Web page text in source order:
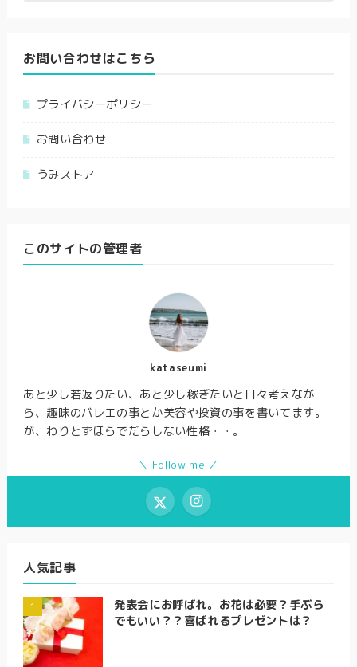
お問い合わせはこちら
プライバシーポリシー
お問い合わせ
うみストア
このサイトの管理者
kataseumi
あと少し若返りたい、あと少し稼ぎたいと日々考えなが
ら、趣味のバレエの事とか美容や投資の事を書いてます。
が、わりとずぼらでだらしない性格・・。
＼ Follow me ／
人気記事
発表会にお呼ばれ。お花は必要？手ぶら
でもいい？？喜ばれるプレゼントは？